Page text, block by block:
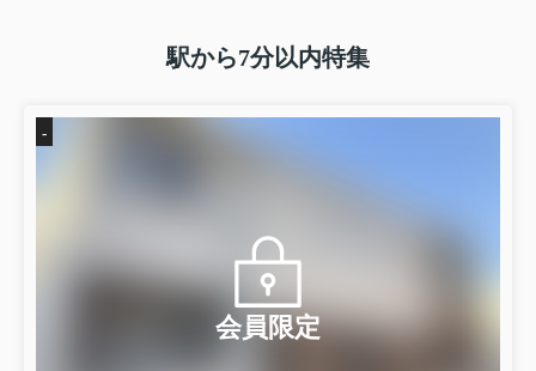
駅から7分以内特集
-
会員限定